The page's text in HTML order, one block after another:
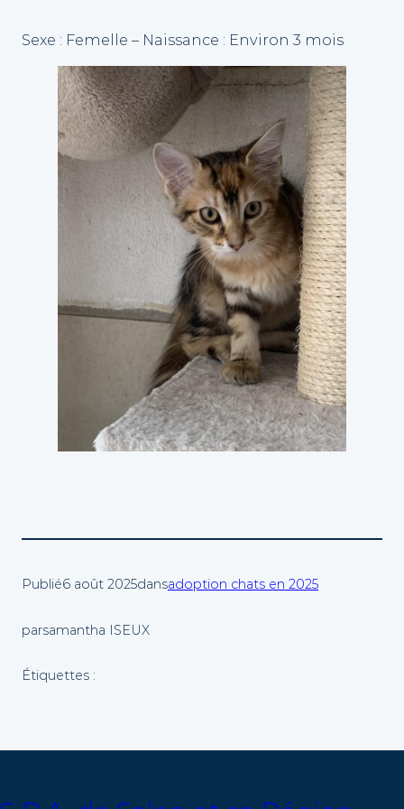
Sexe : Femelle – Naissance : Environ 3 mois
Publié6 août 2025dansadoption chats en 2025
parsamantha ISEUX
Étiquettes :